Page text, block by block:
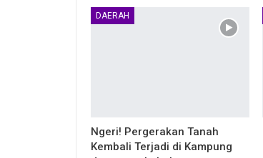
DAERAH
Ngeri! Pergerakan Tanah
Kembali Terjadi di Kampung